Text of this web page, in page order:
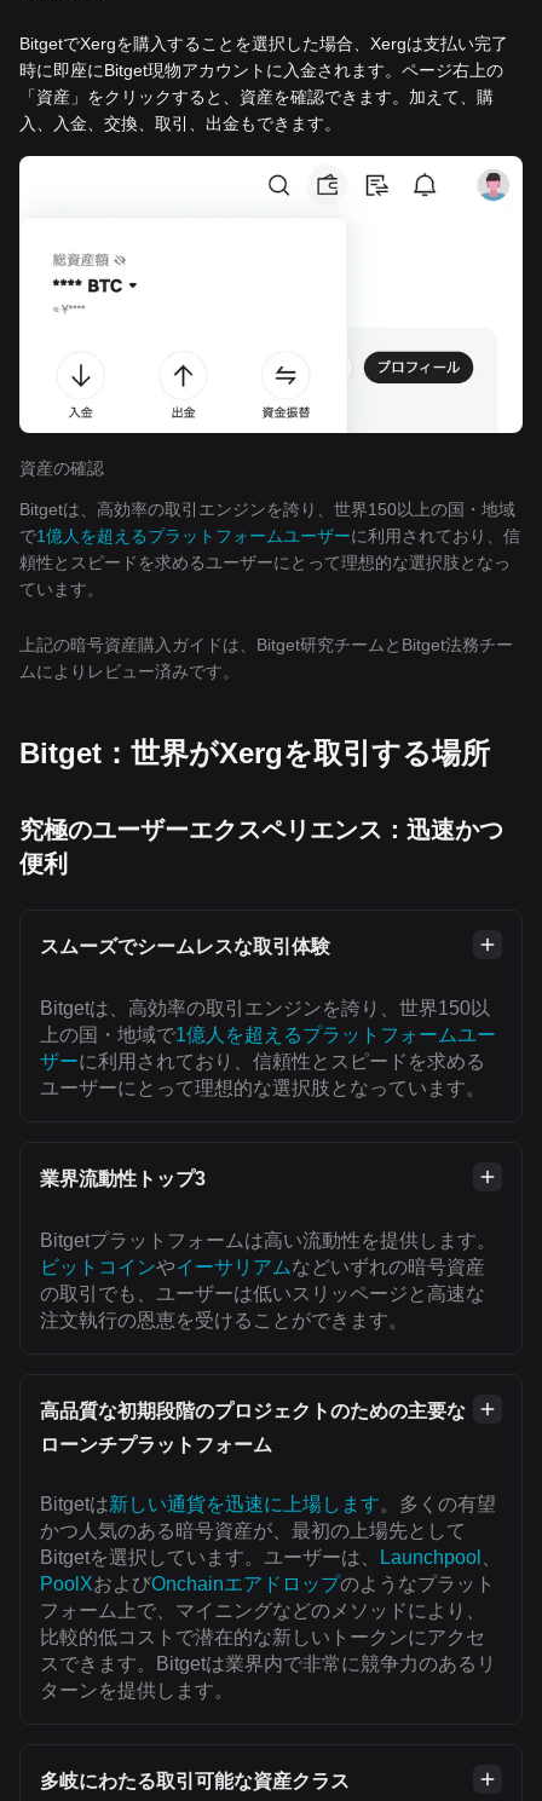
BitgetでXergを購入することを選択した場合、Xergは支払い完了
時に即座にBitget現物アカウントに入金されます。ページ右上の
「資産」をクリックすると、資産を確認できます。加えて、購
入、入金、交換、取引、出金もできます。
資産の確認
Bitgetは、高効率の取引エンジンを誇り、世界150以上の国・地域
で1億人を超えるプラットフォームユーザーに利用されており、信
頼性とスピードを求めるユーザーにとって理想的な選択肢となっ
ています。
上記の暗号資産購入ガイドは、Bitget研究チームとBitget法務チー
ムによりレビュー済みです。
Bitget：世界がXergを取引する場所
究極のユーザーエクスペリエンス：迅速かつ
便利
スムーズでシームレスな取引体験
Bitgetは、高効率の取引エンジンを誇り、世界150以
上の国・地域で1億人を超えるプラットフォームユー
ザーに利用されており、信頼性とスピードを求める
ユーザーにとって理想的な選択肢となっています。
業界流動性トップ3
Bitgetプラットフォームは高い流動性を提供します。
ビットコインやイーサリアムなどいずれの暗号資産
の取引でも、ユーザーは低いスリッページと高速な
注文執行の恩恵を受けることができます。
高品質な初期段階のプロジェクトのための主要な
ローンチプラットフォーム
Bitgetは新しい通貨を迅速に上場します。多くの有望
かつ人気のある暗号資産が、最初の上場先として
Bitgetを選択しています。ユーザーは、
Launchpool
PoolXおよびOnchainエアドロップのようなプラット
フォーム上で、マイニングなどのメソッドにより、
比較的低コストで潜在的な新しいトークンにアクセ
スできます。Bitgetは業界内で非常に競争力のあるリ
ターンを提供します。
多岐にわたる取引可能な資産クラス